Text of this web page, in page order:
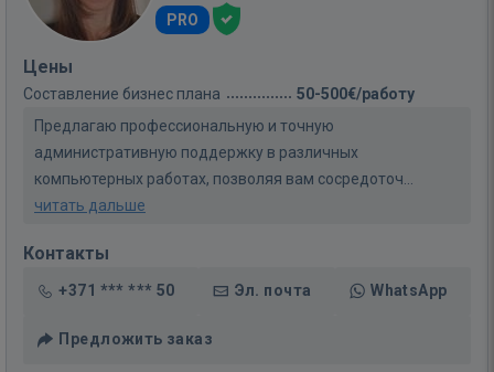
PRO
Цены
Составление бизнес плана
50-500€/работу
Предлагаю профессиональную и точную
административную поддержку в различных
компьютерных работах, позволяя вам сосредоточ...
читать дальше
Контакты
+371 *** *** 50 Эл. почта WhatsApp
Предложить заказ